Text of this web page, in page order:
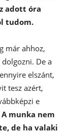
adott óra
tudom.
már ahhoz,
De a
elszánt,
tesz azért,
e
A munka nem
de ha valaki